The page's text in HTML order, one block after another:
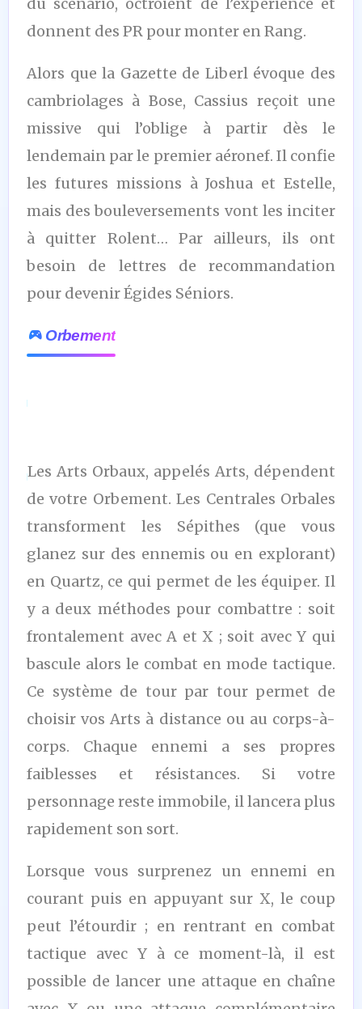
donnent des PR pour monter en Rang.
Alors que la Gazette de Liberl évoque des
cambriolages à Bose, Cassius reçoit une
missive qui l’oblige à partir dès le
lendemain par le premier aéronef. Il confie
les futures missions à Joshua et Estelle,
mais des bouleversements vont les inciter
à quitter Rolent… Par ailleurs, ils ont
besoin de lettres de recommandation
pour devenir Égides Séniors.
Orbement
Les Arts Orbaux, appelés Arts, dépendent
de votre Orbement. Les Centrales Orbales
transforment les Sépithes (que vous
glanez sur des ennemis ou en explorant)
en Quartz, ce qui permet de les équiper. Il
y a deux méthodes pour combattre : soit
frontalement avec A et X ; soit avec Y qui
bascule alors le combat en mode tactique.
Ce système de tour par tour permet de
choisir vos Arts à distance ou au corps-à-
corps. Chaque ennemi a ses propres
faiblesses et résistances. Si votre
personnage reste immobile, il lancera plus
rapidement son sort.
Lorsque vous surprenez un ennemi en
courant puis en appuyant sur X, le coup
peut l’étourdir ; en rentrant en combat
tactique avec Y à ce moment-là, il est
possible de lancer une attaque en chaîne